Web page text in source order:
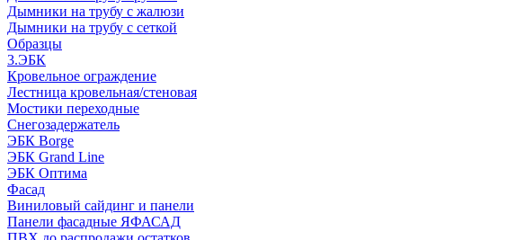
Дымники на трубу с жалюзи
Дымники на трубу с сеткой
Образцы
3.ЭБК
Кровельное ограждение
Лестница кровельная/стеновая
Мостики переходные
Снегозадержатель
ЭБК Borge
ЭБК Grand Line
ЭБК Оптима
Фасад
Виниловый сайдинг и панели
Панели фасадные ЯФАСАД